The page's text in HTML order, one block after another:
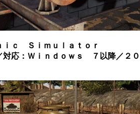
ｉｃ Ｓｉｍｕｌａｔｏｒ
対応：Ｗｉｎｄｏｗｓ ７以降／２０